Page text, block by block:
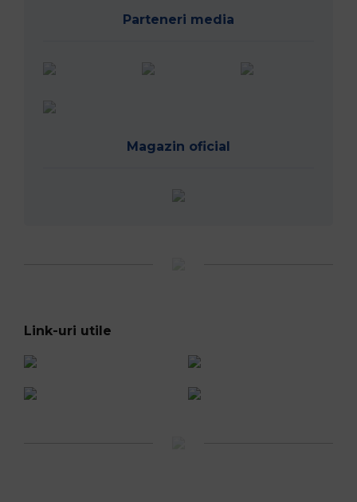
Parteneri media
Magazin oficial
Link-uri utile